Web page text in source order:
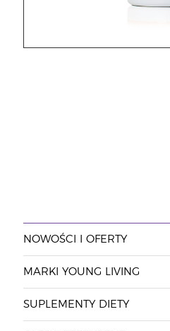
NOWOŚCI I OFERTY
MARKI YOUNG LIVING
SUPLEMENTY DIETY